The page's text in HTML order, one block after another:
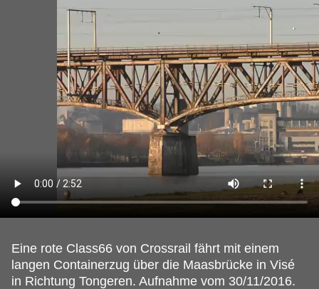
Eine rote Class66 von Crossrail fährt mit einem
langen Containerzug über die Maasbrücke in Visé
in Richtung Tongeren. Aufnahme vom 30/11/2016.